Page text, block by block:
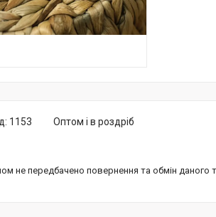
Оптом і в роздріб
1153
не передбачено повернення та обмін даного